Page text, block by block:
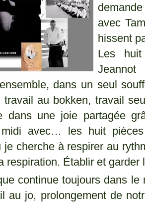
avec
hissent
Les huit
dans un seul
travail au bokken, travail
dans une joie partagée
midi avec… les huit
je cherche à respirer au
respiration. Établir et
continue toujours dans
au jo, prolongement de